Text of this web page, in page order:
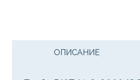
ОПИСАНИЕ